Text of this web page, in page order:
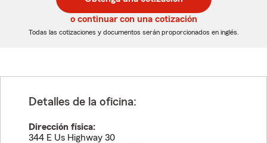
de
5
dígitos
de
5
dígitos
o continuar con una cotización
Todas las cotizaciones y documentos serán proporcionados en inglés.
Detalles de la oficina:
Dirección física:
344 E Us Highway 30